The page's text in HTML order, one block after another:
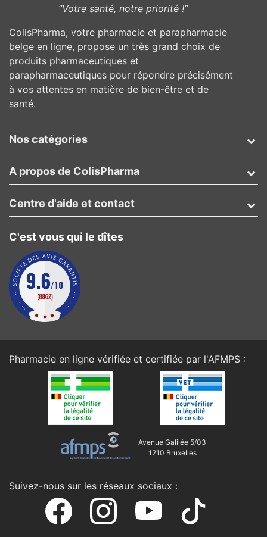
”Votre santé, notre priorité !”
ColisPharma, votre pharmacie et parapharmacie
belge en ligne, propose un très grand choix de
produits pharmaceutiques et
parapharmaceutiques pour répondre précisément
à vos attentes en matière de bien-être et de
santé.
Nos catégories
A propos de ColisPharma
C'est vous qui le dîtes
Centre d'aide et contact
Pharmacie en ligne vérifiée et certifiée par l'AFMPS :
Avenue Galilée 5/03
1210 Bruxelles
Suivez-nous sur les réseaux sociaux :